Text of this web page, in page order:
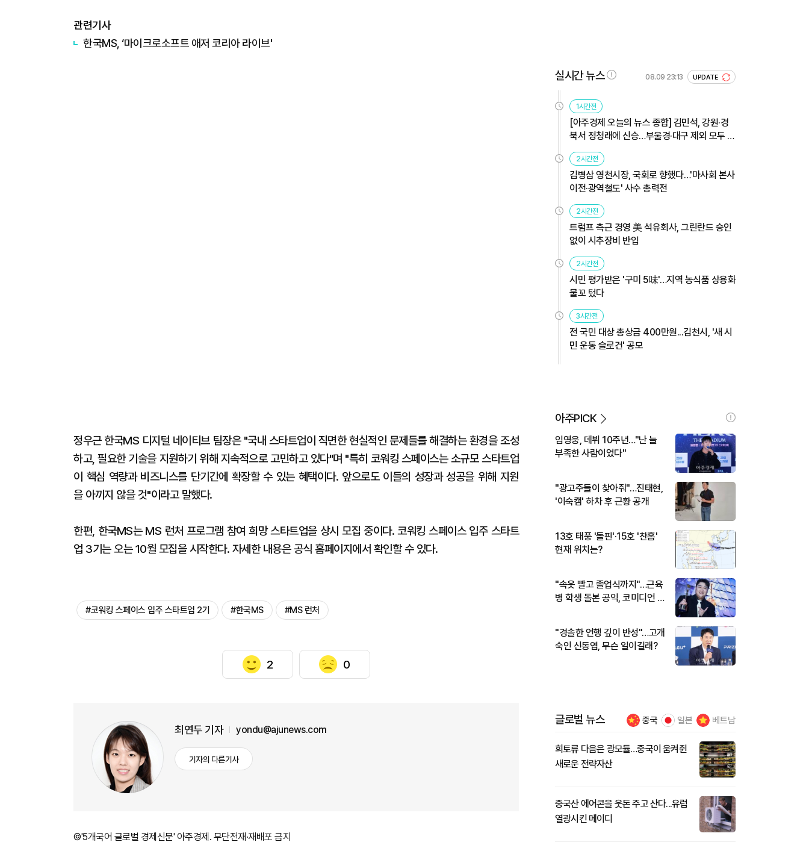
관련기사
한국MS, ‘마이크로소프트 애저 코리아 라이브'
정우근 한국MS 디지털 네이티브 팀장은 "국내 스타트업이 직면한 현실적인 문제들를 해결하는 환경을 조성
하고, 필요한 기술을 지원하기 위해 지속적으로 고민하고 있다"며 "특히 코워킹 스페이스는 소규모 스타트업
이 핵심 역량과 비즈니스를 단기간에 확장할 수 있는 혜택이다. 앞으로도 이들의 성장과 성공을 위해 지원
을 아끼지 않을 것"이라고 말했다.
한편, 한국MS는 MS 런처 프로그램 참여 희망 스타트업을 상시 모집 중이다. 코워킹 스페이스 입주 스타트
업 3기는 오는 10월 모집을 시작한다. 자세한 내용은 공식 홈페이지에서 확인할 수 있다.
#코워킹 스페이스 입주 스타트업 2기 #한국MS #MS 런처
2 0
최연두 기자 yondu@ajunews.com
기자의 다른기사
©'5개국어 글로벌 경제신문' 아주경제. 무단전재·재배포 금지
실시간 뉴스 08.09 23:13 UPDATE
1시간전
[아주경제 오늘의 뉴스 종합] 김민석, 강원·경
북서 정청래에 신승…부울경·대구 제외 모두 웃
었다 外
2시간전
김병삼 영천시장, 국회로 향했다…'마사회 본사
이전·광역철도' 사수 총력전
2시간전
트럼프 측근 경영 美 석유회사, 그린란드 승인
없이 시추장비 반입
2시간전
시민 평가받은 '구미 5味'…지역 농식품 상용화
물꼬 텄다
3시간전
전 국민 대상 총상금 400만원...김천시, '새 시
민 운동 슬로건' 공모
아주PICK
임영웅, 데뷔 10주년…"난 늘
부족한 사람이었다"
"광고주들이 찾아줘"…진태현,
'이숙캠' 하차 후 근황 공개
13호 태풍 '돌핀'·15호 '찬홈'
현재 위치는?
"속옷 빨고 졸업식까지"…근육
병 학생 돌본 공익, 코미디언 김
"경솔한 언행 깊이 반성"…고개
숙인 신동엽, 무슨 일이길래?
글로벌 뉴스 중국 일본 베트남
희토류 다음은 광모듈…중국이 움켜쥔
새로운 전략자산
중국산 에어콘을 웃돈 주고 산다...유럽
열광시킨 메이디